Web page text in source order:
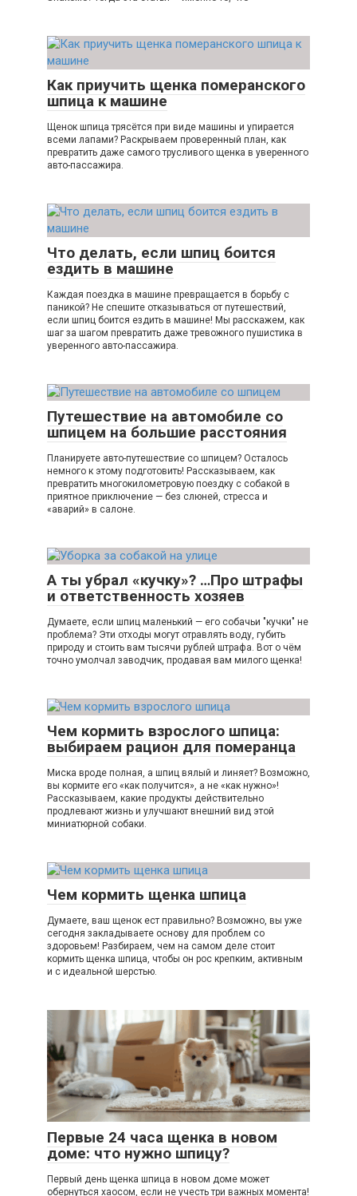
Как приучить щенка померанского
шпица к машине
Щенок шпица трясётся при виде машины и упирается
всеми лапами? Раскрываем проверенный план, как
превратить даже самого трусливого щенка в уверенного
авто-пассажира.
Что делать, если шпиц боится
ездить в машине
Каждая поездка в машине превращается в борьбу с
паникой? Не спешите отказываться от путешествий,
если шпиц боится ездить в машине! Мы расскажем, как
шаг за шагом превратить даже тревожного пушистика в
уверенного авто-пассажира.
Путешествие на автомобиле со
шпицем на большие расстояния
Планируете авто-путешествие со шпицем? Осталось
немного к этому подготовить! Рассказываем, как
превратить многокилометровую поездку с собакой в
приятное приключение — без слюней, стресса и
«аварий» в салоне.
А ты убрал «кучку»? …Про штрафы
и ответственность хозяев
Думаете, если шпиц маленький — его собачьи "кучки" не
проблема? Эти отходы могут отравлять воду, губить
природу и стоить вам тысячи рублей штрафа. Вот о чём
точно умолчал заводчик, продавая вам милого щенка!
Чем кормить взрослого шпица:
выбираем рацион для померанца
Миска вроде полная, а шпиц вялый и линяет? Возможно,
вы кормите его «как получится», а не «как нужно»!
Рассказываем, какие продукты действительно
продлевают жизнь и улучшают внешний вид этой
миниатюрной собаки.
Чем кормить щенка шпица
Думаете, ваш щенок ест правильно? Возможно, вы уже
сегодня закладываете основу для проблем со
здоровьем! Разбираем, чем на самом деле стоит
кормить щенка шпица, чтобы он рос крепким, активным
и с идеальной шерстью.
Первые 24 часа щенка в новом
доме: что нужно шпицу?
Первый день щенка шпица в новом доме может
обернуться хаосом, если не учесть три важных момента!